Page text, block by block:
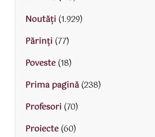
Noutăți (1.929)
Părinţi (77)
Poveste(18)
Prima pagină(238)
Profesori (70)
Proiecte(60)